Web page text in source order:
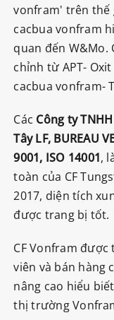
vonfram' trên thế
cacbua vonfram
quan đến W&Mo.
chỉnh từ APT-
cacbua vonfram-
Các Công ty
Tây LF, BUREAU
9001, ISO 14001,
toàn của CF
2017, diện tích
được trang bị tốt.
CF Vonfram
viên và bán hàng
nâng cao hiểu
thị trường